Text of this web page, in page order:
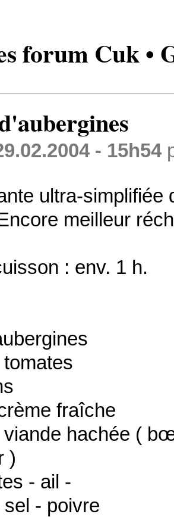
forum Cuk •
- 15h54
ultra-simplifiée
meilleur
: env. 1 h.
fraîche
viande hachée (
)
- ail -
- poivre